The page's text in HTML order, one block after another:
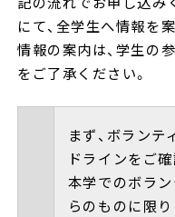
にて、全学生へ情報を
情報の案内は、学生の
をご了承ください。
まず、ボラン
ドラインをご確
本学でのボラ
らのものに限り